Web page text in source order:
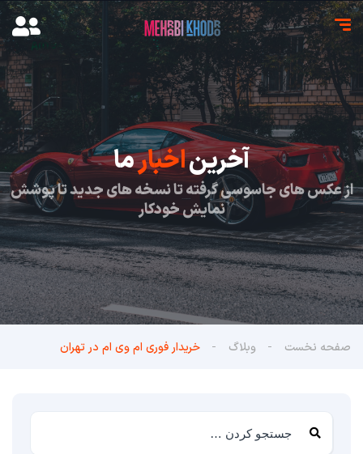
آخریناخبارما
از عکس های جاسوسی گرفته تا نسخه های جدید تا پوشش
نمایش خودکار
صفحه نخست وبلاگ خریدار فوری ام وی ام در تهران